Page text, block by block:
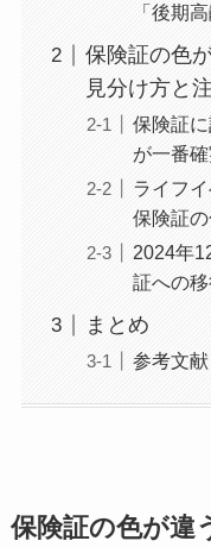
「後期
保険証の色
見分け方と
保険証
が一番
ライフ
保険証
2024年
証への
まとめ
参考文
保険証の色が違